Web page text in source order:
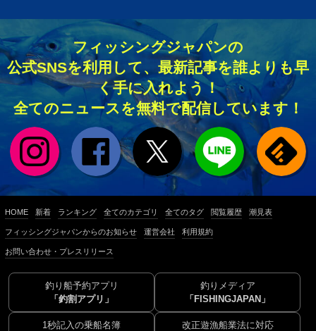
フィッシングジャパンの
公式SNSを利用して、最新記事を誰よりも早
く手に入れよう！
全てのニュースを無料で配信しています！
HOME 新着 ランキング 全てのカテゴリ 全てのタグ 閲覧履歴 潮見表
フィッシングジャパンからのお知らせ 運営会社 利用規約
お問い合わせ・プレスリリース
釣り船予約アプリ
「釣割アプリ」
釣りメディア
「FISHINGJAPAN」
1秒記入の乗船名簿
改正遊漁船業法に対応